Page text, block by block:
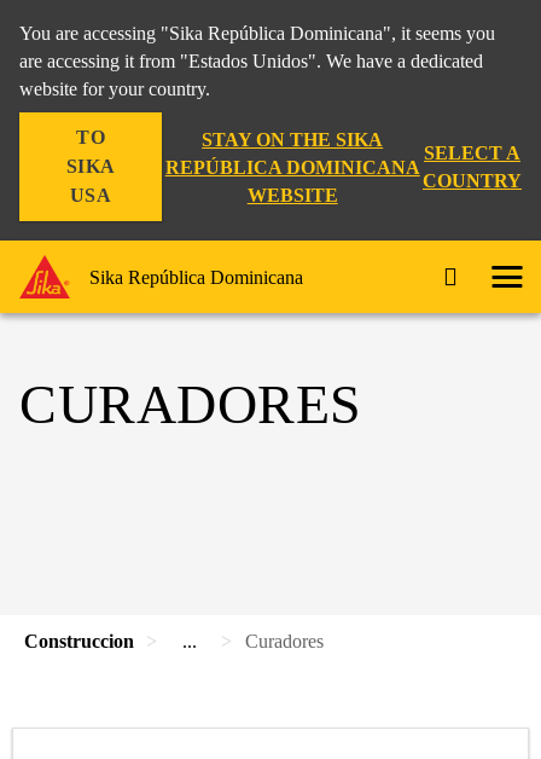
You are accessing "Sika República Dominicana", it seems you
are accessing it from "Estados Unidos". We have a dedicated
website for your country.
TO
SIKA
USA
STAY ON THE SIKA
REPÚBLICA DOMINICANA
WEBSITE
SELECT A
COUNTRY
Sika República Dominicana
CURADORES
Construccion ... Curadores